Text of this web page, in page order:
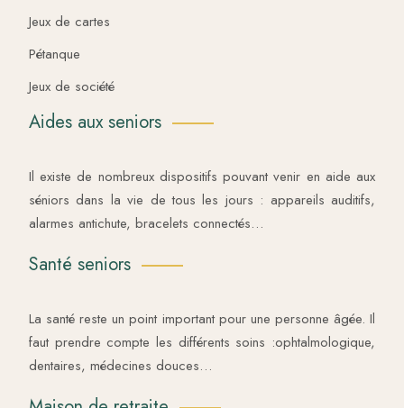
Jeux de cartes
Pétanque
Jeux de société
Aides aux seniors
Il existe de nombreux dispositifs pouvant venir en aide aux
séniors dans la vie de tous les jours : appareils auditifs,
alarmes antichute, bracelets connectés…
Santé seniors
La santé reste un point important pour une personne âgée. Il
faut prendre compte les différents soins :ophtalmologique,
dentaires, médecines douces…